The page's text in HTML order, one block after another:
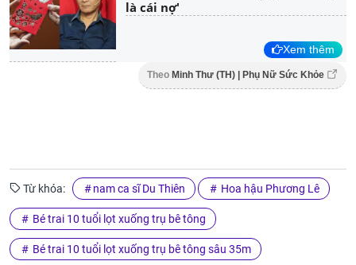
là cái nợ'
Xem thêm
Theo Minh Thư (TH) | Phụ Nữ Sức Khỏe
Từ khóa: nam ca sĩ Du Thiên Hoa hậu Phương Lê
Bé trai 10 tuổi lọt xuống trụ bê tông
Bé trai 10 tuổi lọt xuống trụ bê tông sâu 35m